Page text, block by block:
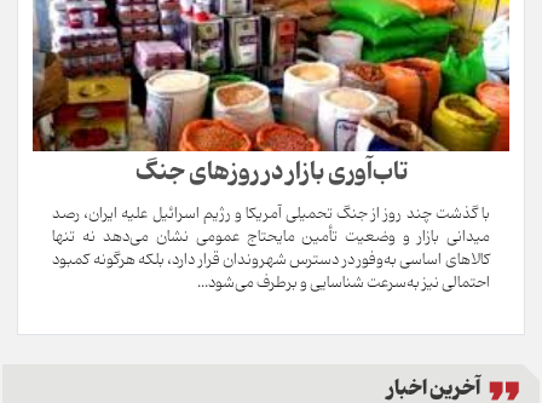
تاب‌آوری بازار در روزهای جنگ
با گذشت چند روز از جنگ تحمیلی آمریکا و رژیم اسرائیل علیه ایران، رصد
میدانی بازار و وضعیت تأمین مایحتاج عمومی نشان می‌دهد نه تنها
کالاهای اساسی به‌وفور در دسترس شهروندان قرار دارد، بلکه هرگونه کمبود
احتمالی نیز به‌سرعت شناسایی و برطرف می‌شود...
آخرین اخبار